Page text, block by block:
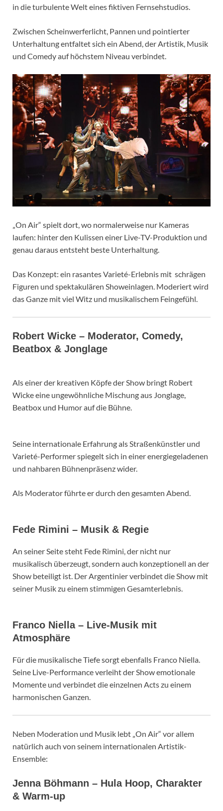
in die turbulente Welt eines fiktiven Fernsehstudios.
Zwischen Scheinwerferlicht, Pannen und pointierter
Unterhaltung entfaltet sich ein Abend, der Artistik, Musik
und Comedy auf höchstem Niveau verbindet.
„On Air“ spielt dort, wo normalerweise nur Kameras
laufen: hinter den Kulissen einer Live-TV-Produktion und
genau daraus entsteht beste Unterhaltung.
Das Konzept: ein rasantes Varieté-Erlebnis mit schrägen
Figuren und spektakulären Showeinlagen. Moderiert wird
das Ganze mit viel Witz und musikalischem Feingefühl.
Robert Wicke – Moderator, Comedy,
Beatbox & Jonglage
Als einer der kreativen Köpfe der Show bringt Robert
Wicke eine ungewöhnliche Mischung aus Jonglage,
Beatbox und Humor auf die Bühne.
Seine internationale Erfahrung als Straßenkünstler und
Varieté-Performer spiegelt sich in einer energiegeladenen
und nahbaren Bühnenpräsenz wider.
Als Moderator führte er durch den gesamten Abend.
Fede Rimini – Musik & Regie
An seiner Seite steht Fede Rimini, der nicht nur
musikalisch überzeugt, sondern auch konzeptionell an der
Show beteiligt ist. Der Argentinier verbindet die Show mit
seiner Musik zu einem stimmigen Gesamterlebnis.
Franco Niella – Live-Musik mit
Atmosphäre
Für die musikalische Tiefe sorgt ebenfalls Franco Niella.
Seine Live-Performance verleiht der Show emotionale
Momente und verbindet die einzelnen Acts zu einem
harmonischen Ganzen.
Neben Moderation und Musik lebt „On Air“ vor allem
natürlich auch von seinem internationalen Artistik-
Ensemble:
Jenna Böhmann – Hula Hoop, Charakter
& Warm-up